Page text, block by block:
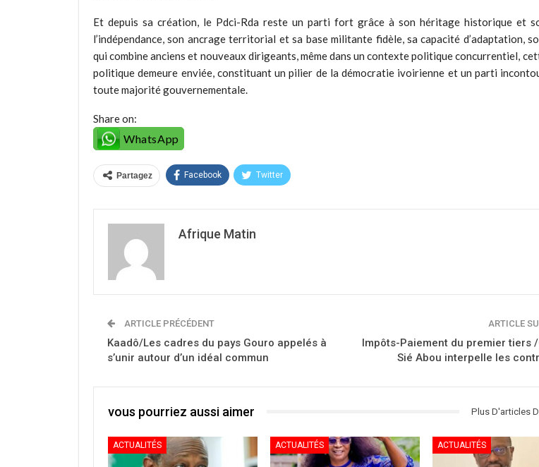
Et depuis sa création, le Pdci-Rda reste un parti fort grâce à son héritage historique et
l’indépendance, son ancrage territorial et sa base militante fidèle, sa capacité d’adaptation,
qui combine anciens et nouveaux dirigeants, même dans un contexte politique concurrentiel,
politique demeure enviée, constituant un pilier de la démocratie ivoirienne et un parti
toute majorité gouvernementale.
Share on:
WhatsApp
Partagez Facebook Twitter
Afrique Matin
ARTICLE PRÉCÉDENT
Kaadô/Les cadres du pays Gouro appelés à
s’unir autour d’un idéal commun
ARTICLE
Impôts-Paiement du premier tiers
Sié Abou interpelle les
vous pourriez aussi aimer Plus D'articles
ACTUALITÉS ACTUALITÉS ACTUALITÉS